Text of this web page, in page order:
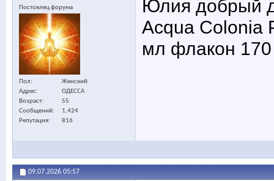
Постоялец форума
Пол
Женский
Адрес
ОДЕССА
Возраст
55
Сообщений
1,424
Репутация
816
Юлия добрый
Acqua Colonia
мл флакон
09.07.2026 05:57